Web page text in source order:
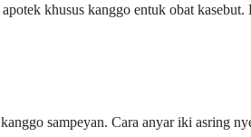
khusus kanggo entuk obat kasebut.
sampeyan. Cara anyar iki asring